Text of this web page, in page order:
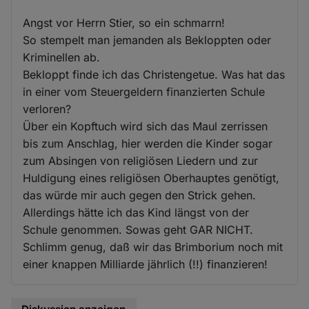
Angst vor Herrn Stier, so ein schmarrn!
So stempelt man jemanden als Bekloppten oder
Kriminellen ab.
Bekloppt finde ich das Christengetue. Was hat das
in einer vom Steuergeldern finanzierten Schule
verloren?
Über ein Kopftuch wird sich das Maul zerrissen
bis zum Anschlag, hier werden die Kinder sogar
zum Absingen von religiösen Liedern und zur
Huldigung eines religiösen Oberhauptes genötigt,
das würde mir auch gegen den Strick gehen.
Allerdings hätte ich das Kind längst von der
Schule genommen. Sowas geht GAR NICHT.
Schlimm genug, daß wir das Brimborium noch mit
einer knappen Milliarde jährlich (!!) finanzieren!